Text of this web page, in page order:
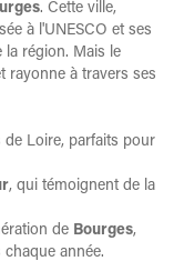
. Cette ville,
à l'UNESCO et ses
région. Mais le
rayonne à travers ses
de Loire, parfaits pour
, qui témoignent de la
de Bourges,
année.